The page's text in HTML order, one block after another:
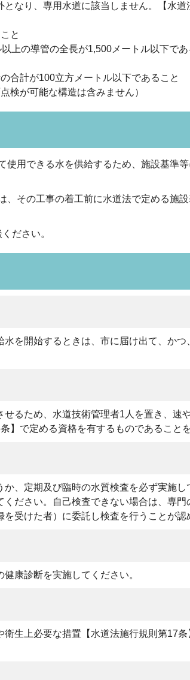
なり、専用水道に該当しません。【水
と
上の導管の全長が1,500メートル以下であ
合計が100立方メートル以下であること
検が可能な構造は含みません）
用できる水を供給するため、施設基準
その工事の着工前に水道法で定める施
ださい。
を開始するときは、市に届け出て、か
るため、水道技術管理者1人を置き、速
】で定める資格を有するものであること
、定期及び臨時の水質検査を必ず実施し
ださい。自己検査できない場合は、専
受けた者）に委託し検査を行うことが認
康診断を実施してください。
生上必要な措置【水道法施行規則第17